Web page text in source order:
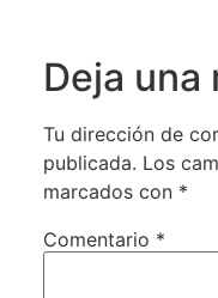
Deja una
Tu dirección de
publicada. Los
marcados con *
Comentario *